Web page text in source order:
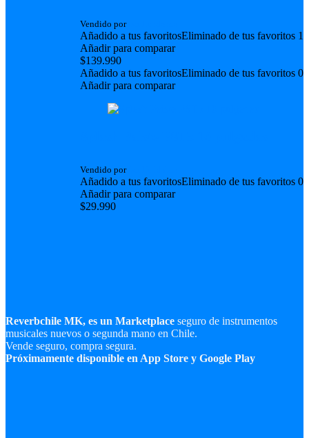
Vendido por
Añadido a tus favoritosEliminado de tus favoritos 1
Añadir para comparar
$139.990
Añadido a tus favoritosEliminado de tus favoritos 0
Añadir para comparar
Vendido por
Añadido a tus favoritosEliminado de tus favoritos 0
Añadir para comparar
$29.990
Reverbchile MK, es un Marketplace seguro de instrumentos
musicales nuevos o segunda mano en Chile.
Vende seguro, compra segura.
Próximamente disponible en App Store y Google Play